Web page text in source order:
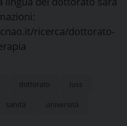
ricerca/dottorato-
dottorato iuss
sanità università